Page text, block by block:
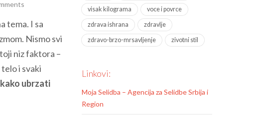
tema. I sa
Nismo svi
niz faktora –
i svaki
kako ubrzati
visak kilograma voce i povrce
zdrava ishrana zdravlje
zdravo-brzo-mrsavljenje zivotni stil
Linkovi:
Moja Selidba – Agencija za Selidbe Srbija i
Region